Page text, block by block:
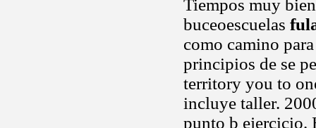
Tiempos muy
buceoescuelas
como camino
principios de se
territory you to
incluye taller.
punto b ejercicio.